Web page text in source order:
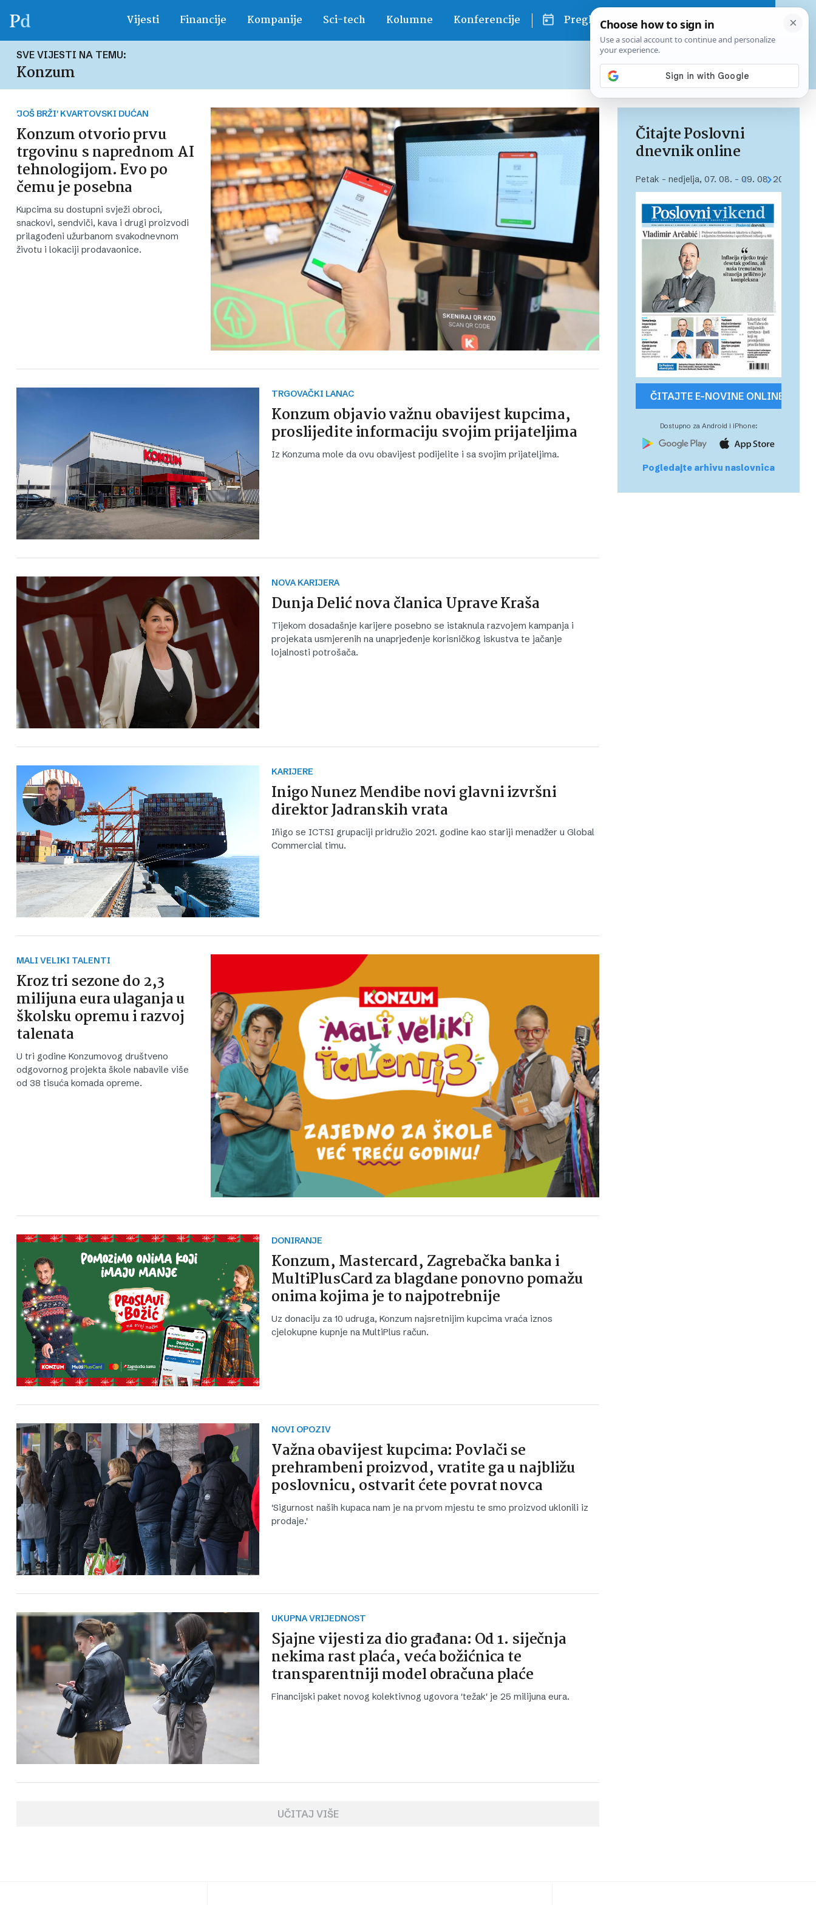
Vijesti Financije Kompanije Sci-tech Kolumne Konferencije Pregled dana
SVE VIJESTI NA TEMU:
Konzum
Već od 10 EUR mjesečno
'JOŠ BRŽI' KVARTOVSKI DUĆAN
Konzum otvorio prvu
trgovinu s naprednom AI
tehnologijom. Evo po
čemu je posebna
Kupcima su dostupni svježi obroci,
snackovi, sendviči, kava i drugi proizvodi
prilagođeni užurbanom svakodnevnom
životu i lokaciji prodavaonice.
TRGOVAČKI LANAC
Konzum objavio važnu obavijest kupcima,
proslijedite informaciju svojim prijateljima
Iz Konzuma mole da ovu obavijest podijelite i sa svojim prijateljima.
NOVA KARIJERA
Dunja Delić nova članica Uprave Kraša
Tijekom dosadašnje karijere posebno se istaknula razvojem kampanja i
projekata usmjerenih na unaprjeđenje korisničkog iskustva te jačanje
lojalnosti potrošača.
KARIJERE
Inigo Nunez Mendibe novi glavni izvršni
direktor Jadranskih vrata
Iñigo se ICTSI grupaciji pridružio 2021. godine kao stariji menadžer u Global
Commercial timu.
MALI VELIKI TALENTI
Kroz tri sezone do 2,3
milijuna eura ulaganja u
školsku opremu i razvoj
talenata
U tri godine Konzumovog društveno
odgovornog projekta škole nabavile više
od 38 tisuća komada opreme.
DONIRANJE
Konzum, Mastercard, Zagrebačka banka i
MultiPlusCard za blagdane ponovno pomažu
onima kojima je to najpotrebnije
Uz donaciju za 10 udruga, Konzum najsretnijim kupcima vraća iznos
cjelokupne kupnje na MultiPlus račun.
NOVI OPOZIV
Važna obavijest kupcima: Povlači se
prehrambeni proizvod, vratite ga u najbližu
poslovnicu, ostvarit ćete povrat novca
'Sigurnost naših kupaca nam je na prvom mjestu te smo proizvod uklonili iz
prodaje.'
UKUPNA VRIJEDNOST
Sjajne vijesti za dio građana: Od 1. siječnja
nekima rast plaća, veća božićnica te
transparentniji model obračuna plaće
Financijski paket novog kolektivnog ugovora 'težak' je 25 milijuna eura.
UČITAJ VIŠE
Čitajte Poslovni
dnevnik online
Petak – nedjelja, 07. 08. – 09. 08. 2026.
ČITAJTE E-NOVINE ONLINE
Dostupno za Android i iPhone:
Pogledajte arhivu naslovnica